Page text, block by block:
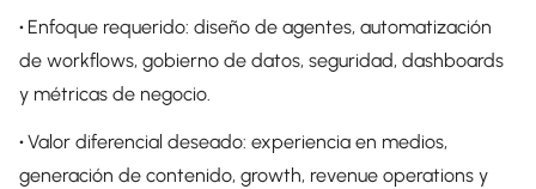
• Enfoque requerido: diseño de agentes, automatización
de workflows, gobierno de datos, seguridad, dashboards
y métricas de negocio.
•Valor diferencial deseado: experiencia en medios,
generación de contenido, growth, revenue operations y